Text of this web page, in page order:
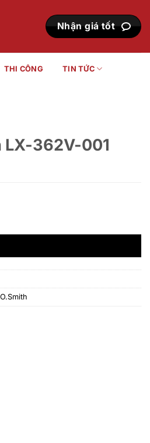
Nhận giá tốt
THI CÔNG TIN TỨC
LX-362V-001